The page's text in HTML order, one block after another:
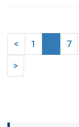
< 1 7
>